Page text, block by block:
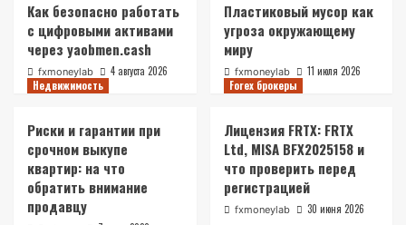
Как безопасно работать
с цифровыми активами
через yaobmen.cash
fxmoneylab 4 августа 2026
Пластиковый мусор как
угроза окружающему
миру
fxmoneylab
11 июля 2026
Недвижимость
Риски и гарантии при
срочном выкупе
квартир: на что
обратить внимание
продавцу
Forex брокеры
Лицензия FRTX: FRTX
Ltd, MISA BFX2025158 и
что проверить перед
регистрацией
fxmoneylab 30 июня 2026